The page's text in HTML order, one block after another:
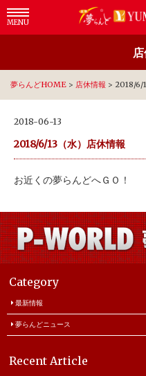
MENU
夢らんどHOME > 店休情報 > 2018/6/
2018-06-13
2018/6/13（水）店休情報
お近くの夢らんどへＧＯ！
Category
最新情報
夢らんどニュース
Recent Article